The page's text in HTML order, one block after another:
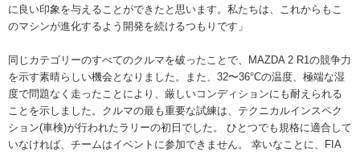
に良い印象を与えることができたと思います。私たちは、これからもこ
のマシンが進化するよう開発を続けるつもりです」
同じカテゴリーのすべてのクルマを破ったことで、MAZDA 2 R1の競争力
を示す素晴らしい機会となりました。また、32〜36°Cの温度、極端な湿
度で問題なく走ったことにより、厳しいコンディションにも耐えられる
ことを示しました。クルマの最も重要な試練は、テクニカルインスペク
ション(車検)が行われたラリーの初日でした。 ひとつでも規格に適合して
いなければ、チームはイベントに参加できません。 幸いなことに、FIA